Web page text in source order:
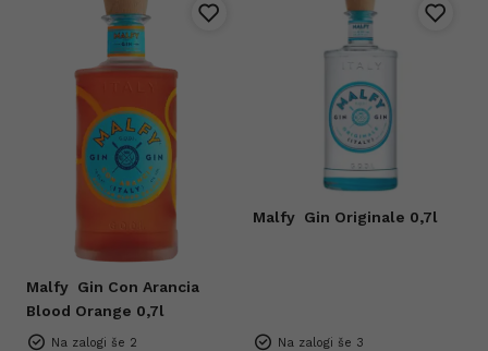
Malfy Gin Con Arancia
Blood Orange 0,7l
Na zalogi še 2
Malfy Gin Originale 0,7l
Na zalogi še 3